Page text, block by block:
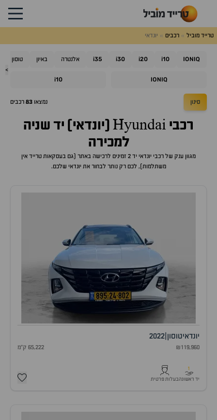
טרייד מוביל רכבים יונדאי
>
IONIQ
i10
i20
i30
i35 אלנטרה באיון טוסון
IONIQ
i10
סינון נמצאו 83 רכבים
רכבי Hyundai (יונדאי) יד שניה
למכירה
מגוון ענק של רכבי יונדאי יד 2 זמינים לרכישה באתר (גם בעסקאות טרייד אין
משתלמות), לכם רק נותר לבחור את יונדאי שלכם.
יונדאיטוסון 2022
₪119,960 65,222 ק"מ
1
יד ראשונהבעלות פרטית